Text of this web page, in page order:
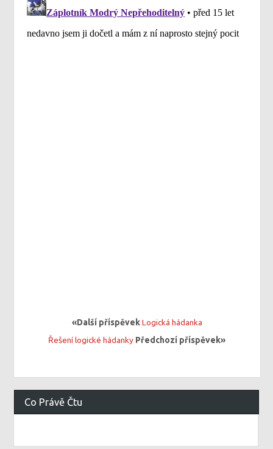
«Další příspěvekLogická hádanka
Řešení logické hádanky Předchozí příspěvek»
Co Právě Čtu